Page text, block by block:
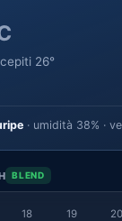
26°
· umidità 38% ·
BLEND
18 19 20